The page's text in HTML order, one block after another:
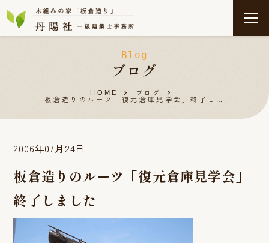
Blog
ブログ
HOME ブログ
板倉造りのルーツ「復元倉庫見学会」終了し…
2006年07月24日
板倉造りのルーツ「復元倉庫見学会」
終了しました